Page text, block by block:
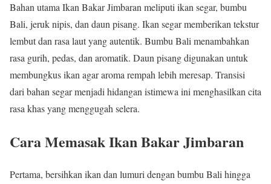
Bahan utama Ikan Bakar Jimbaran meliputi ikan segar, bumbu
Bali, jeruk nipis, dan daun pisang. Ikan segar memberikan tekstur
lembut dan rasa laut yang autentik. Bumbu Bali menambahkan
rasa gurih, pedas, dan aromatik. Daun pisang digunakan untuk
membungkus ikan agar aroma rempah lebih meresap. Transisi
dari bahan segar menjadi hidangan istimewa ini menghasilkan cita
rasa khas yang menggugah selera.
Cara Memasak Ikan Bakar Jimbaran
Pertama, bersihkan ikan dan lumuri dengan bumbu Bali hingga